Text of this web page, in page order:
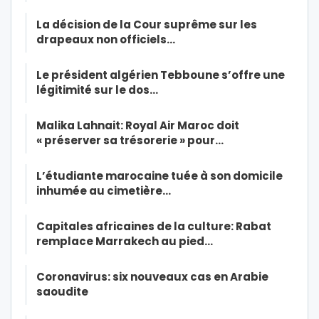
La décision de la Cour suprême sur les
drapeaux non officiels…
Le président algérien Tebboune s’offre une
légitimité sur le dos…
Malika Lahnait: Royal Air Maroc doit
« préserver sa trésorerie » pour…
L’étudiante marocaine tuée à son domicile
inhumée au cimetière…
Capitales africaines de la culture: Rabat
remplace Marrakech au pied…
Coronavirus: six nouveaux cas en Arabie
saoudite